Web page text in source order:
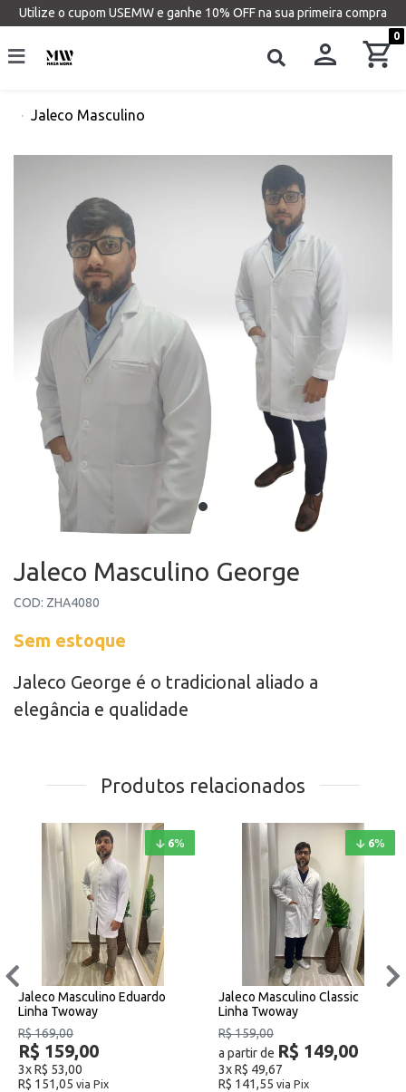
Utilize o cupom USEMW e ganhe 10% OFF na sua primeira compra
0
Jaleco Masculino
Jaleco Masculino George
COD: ZHA4080
Sem estoque
Jaleco George é o tradicional aliado a
elegância e qualidade
Produtos relacionados
6%
Jaleco Masculino Eduardo
Linha Twoway
R$ 169,00
R$ 159,00
3xR$ 53,00
R$ 151,05 via Pix
6%
Jaleco Masculino Classic
Linha Twoway
R$ 159,00
a partir de R$ 149,00
3xR$ 49,67
R$ 141,55 via Pix